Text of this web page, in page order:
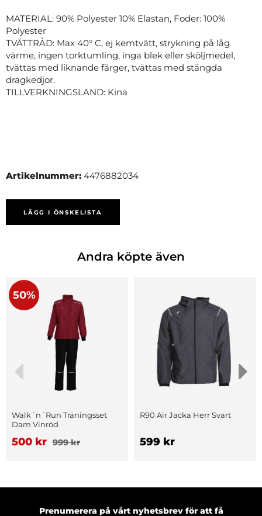
MATERIAL: 90% Polyester 10% Elastan, Foder: 100%
Polyester
TVÄTTRÅD: Max 40° C, ej kemtvätt, strykning på låg
värme, ingen torktumling, inga blek eller sköljmedel,
tvättas med liknande färger, tvättas med stängda
dragkedjor.
TILLVERKNINGSLAND: Kina
Artikelnummer: 4476882034
LÄGG I ÖNSKELISTA
Andra köpte även
50%
Walk´n´Run Träningsset
Dam Vinröd
500 kr 999 kr
R90 Air Jacka Herr Svart
599 kr
Prenumerera på vårt nyhetsbrev för att få